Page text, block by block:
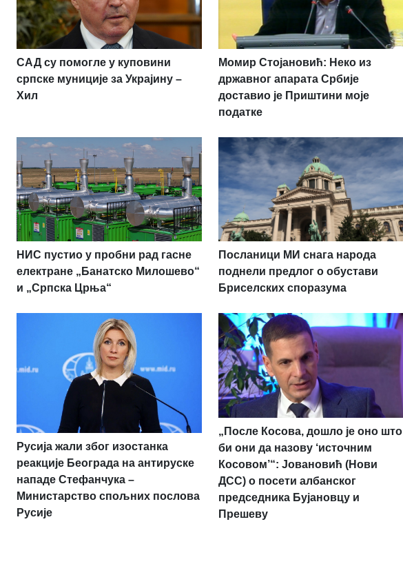
САД су помогле у куповини
српске муниције за Украјину –
Хил
Момир Стојановић: Неко из
државног апарата Србије
доставио је Приштини моје
податке
НИС пустио у пробни рад гасне
електране „Банатско Милошево“
и „Српска Црња“
Посланици МИ снага народа
поднели предлог о обустави
Бриселских споразума
Русија жали због изостанка
реакције Београда на антируске
нападе Стефанчука –
Министарство спољних послова
Русије
„После Косова, дошло је оно што
би они да назову ‘источним
Косовом’“: Јовановић (Нови
ДСС) о посети албанског
председника Бујановцу и
Прешеву